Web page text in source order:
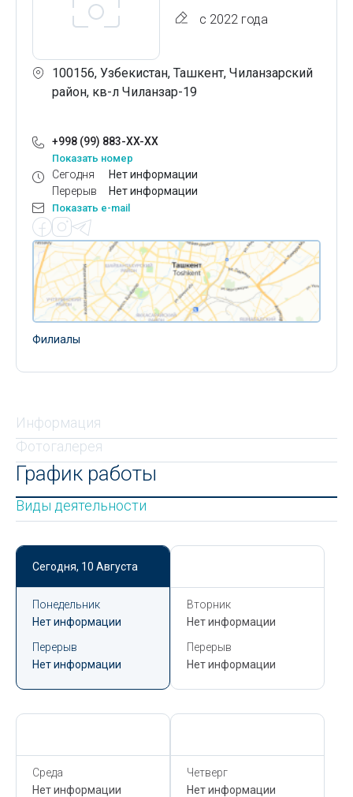
с 2022 года
100156, Узбекистан, Ташкент, Чиланзарский
район, кв-л Чиланзар-19
+998 (99) 883-XX-XX
Показать номер
Сегодня
Перерыв
Нет информации
Нет информации
Показать e-mail
Филиалы
Информация
Фотогалерея
График работы
Виды деятельности
Сегодня, 10 Августа
Понедельник
Нет информации
Перерыв
Нет информации
Вторник
Нет информации
Перерыв
Нет информации
Среда
Нет информации
Четверг
Нет информации